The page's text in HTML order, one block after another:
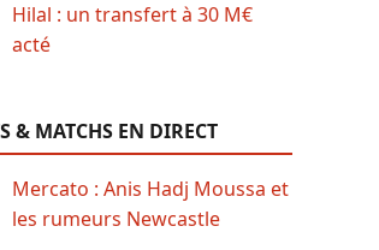
Hilal : un transfert à 30 M€
acté
& MATCHS EN DIRECT
Mercato : Anis Hadj Moussa et
les rumeurs Newcastle